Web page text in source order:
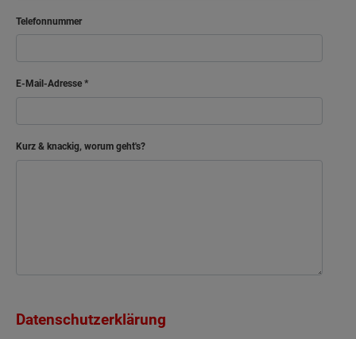
Telefonnummer
E-Mail-Adresse
Kurz & knackig, worum geht's?
Datenschutzerklärung